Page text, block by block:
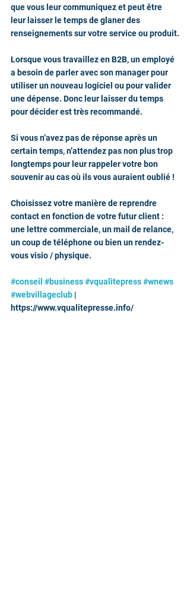
que vous leur communiquez et peut être
leur laisser le temps de glaner des
renseignements sur votre service ou produit.
Lorsque vous travaillez en B2B, un employé
a besoin de parler avec son manager pour
utiliser un nouveau logiciel ou pour valider
une dépense. Donc leur laisser du temps
pour décider est très recommandé.
Si vous n’avez pas de réponse après un
certain temps, n’attendez pas non plus trop
longtemps pour leur rappeler votre bon
souvenir au cas où ils vous auraient oublié !
Choisissez votre manière de reprendre
contact en fonction de votre futur client :
une lettre commerciale, un mail de relance,
un coup de téléphone ou bien un rendez-
vous visio / physique.
#conseil #business#vqualitepress#wnews
#webvillageclub |
https://www.vqualitepresse.info/